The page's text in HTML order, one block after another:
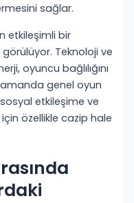
sağlar.
etkileşimli bir
Teknoloji ve
oyuncu bağlılığını
genel oyun
etkileşime ve
özellikle cazip hale